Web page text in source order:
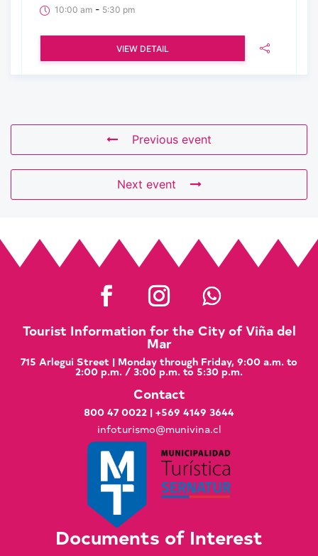
10:00 am - 5:30 pm
VIEW DETAIL
Previous event
Next event
Tourist Information for the City of Viña del
Mar
715 Arlegui Street | Monday through Friday, 9:00 a.m. to
2:00 p.m. / 3:00 p.m. to 5:30 p.m.
Contact
800 47 0022 | +569 4149 3644
infoturismo@munivina.cl
Documents of Interest